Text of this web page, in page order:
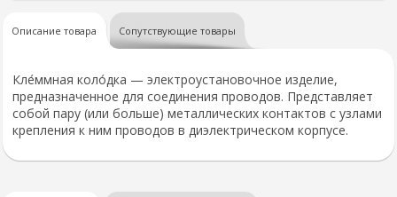
Описание товара Сопутствующие товары
Кле́ммная коло́дка — электроустановочное изделие,
предназначенное для соединения проводов. Представляет
собой пару (или больше) металлических контактов с узлами
крепления к ним проводов в диэлектрическом корпусе.